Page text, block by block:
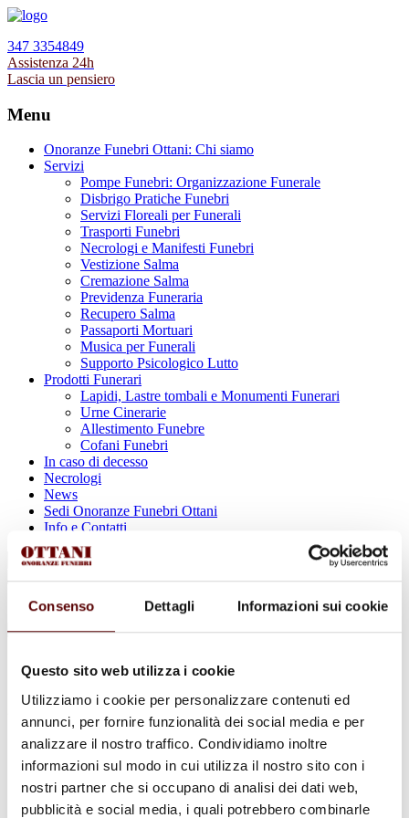
Consenso Dettagli Informazioni sui cookie
Questo sito web utilizza i cookie
Utilizziamo i cookie per personalizzare contenuti ed
annunci, per fornire funzionalità dei social media e per
analizzare il nostro traffico. Condividiamo inoltre
informazioni sul modo in cui utilizza il nostro sito con i
nostri partner che si occupano di analisi dei dati web,
pubblicità e social media, i quali potrebbero combinarle
347 3354849
Assistenza 24h
Lascia un pensiero
Menu
Onoranze Funebri Ottani: Chi siamo
Servizi
Pompe Funebri: Organizzazione Funerale
Disbrigo Pratiche Funebri
Servizi Floreali per Funerali
Trasporti Funebri
Necrologi e Manifesti Funebri
Vestizione Salma
Cremazione Salma
Previdenza Funeraria
Recupero Salma
Passaporti Mortuari
Musica per Funerali
Supporto Psicologico Lutto
Prodotti Funerari
Lapidi, Lastre tombali e Monumenti Funerari
Urne Cinerarie
Allestimento Funebre
Cofani Funebri
In caso di decesso
Necrologi
News
Sedi Onoranze Funebri Ottani
Info e Contatti
Cerca
Claudio Lippi
29 Settembre 1956 - 30 Ottobre 2023
Condividi questa pagina